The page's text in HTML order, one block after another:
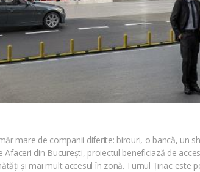
mare de companii diferite: birouri, o bancă,
Afaceri din București, proiectul beneficiază de
și mai mult accesul în zonă. Turnul Țiriac